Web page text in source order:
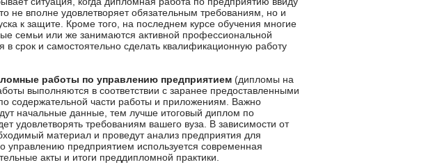
не вполне удовлетворяет обязательным требованиям, но и
к защите. Кроме того, на последнем курсе обучения многие
семьи или же занимаются активной профессиональной
в срок и самостоятельно сделать квалификационную работу
работы по управлению предприятием (дипломы на
выполняются в соответствии с заранее предоставленными
содержательной части работы и приложениям. Важно
начальные данные, тем лучше итоговый диплом по
удовлетворять требованиям вашего вуза. В зависимости от
материал и проведут анализ предприятия для
предприятием используется современная
акты и итоги преддипломной практики.